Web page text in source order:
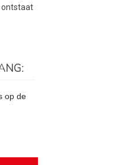
ontstaat
op de